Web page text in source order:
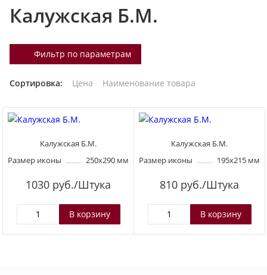
т
а
у
Калужская Б.М.
Фильтр по параметрам
Сортировка: Цена Наименование товара
Калужская Б.М.
Размер иконы
250х290 мм
1030 руб./Штука
Калужская Б.М.
Размер иконы
195х215 мм
810 руб./Штука